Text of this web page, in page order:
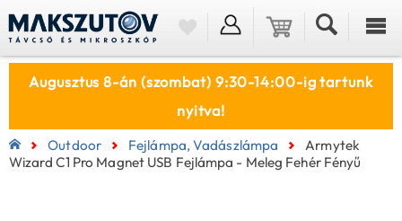
Augusztus 8-án (szombat) 9:30-14:00-ig tartunk
nyitva!
Outdoor Fejlámpa, Vadászlámpa
Armytek
Wizard C1 Pro Magnet USB Fejlámpa - Meleg Fehér Fényű